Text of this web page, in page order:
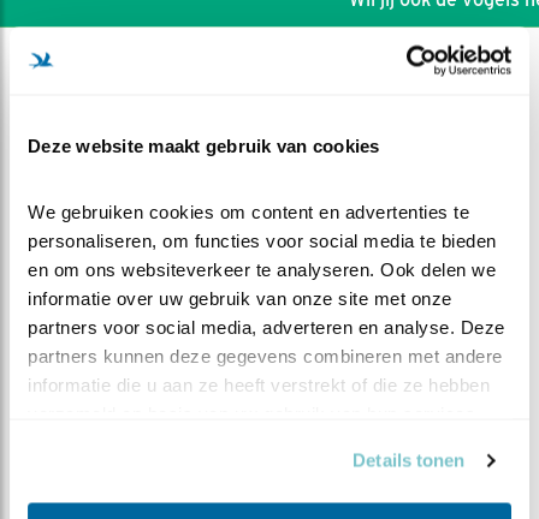
Deze website maakt gebruik van cookies
We gebruiken cookies om content en advertenties te
personaliseren, om functies voor social media te bieden
en om ons websiteverkeer te analyseren. Ook delen we
informatie over uw gebruik van onze site met onze
partners voor social media, adverteren en analyse. Deze
partners kunnen deze gegevens combineren met andere
informatie die u aan ze heeft verstrekt of die ze hebben
Details tonen
Geen halve wel een kwart